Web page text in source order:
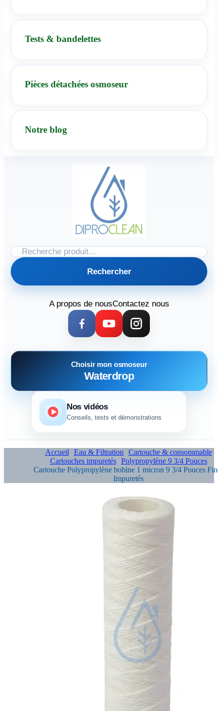
Tests & bandelettes
Pièces détachées osmoseur
Notre blog
Rechercher
A propos de nousContactez nous
Choisir mon osmoseur
Waterdrop
Nos vidéos
Conseils, tests et démonstrations
Accueil Eau & Filtration
Cartouche & consommable
Cartouches impuretés
Polypropylène 9 3/4 Pouces
Cartouche Polypropylène bobine 1 micron 9 3/4 Pouces
Impuretés